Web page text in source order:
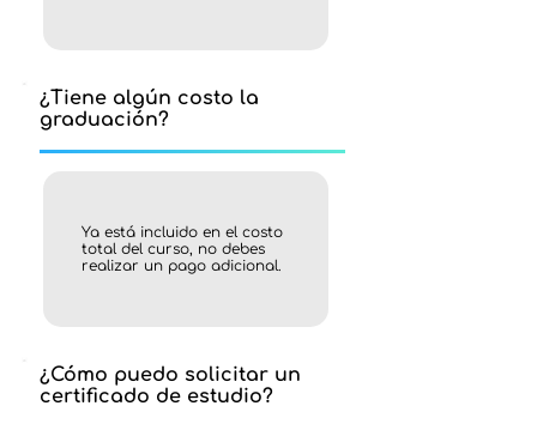
¿Tiene algún costo la
graduación?
Ya está incluido en el costo
total del curso, no debes
realizar un pago adicional.
¿Cómo puedo solicitar un
certificado de estudio?